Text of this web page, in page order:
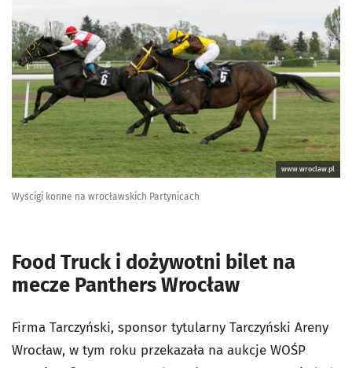
www.wroclaw.pl
Wyścigi konne na wrocławskich Partynicach
Food Truck i dożywotni bilet na
mecze Panthers Wrocław
Firma Tarczyński, sponsor tytularny Tarczyński Areny
Wrocław, w tym roku przekazała na aukcje WOŚP